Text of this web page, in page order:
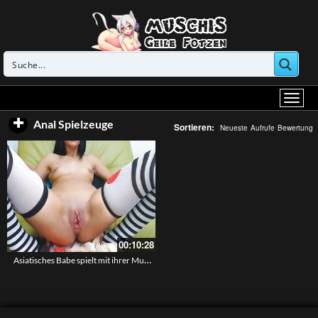
Anal Spielzeuge Sortieren: Neueste Aufrufe Bewertung
00:10:28
Asiatisches Babe spielt mit ihrer Muschi